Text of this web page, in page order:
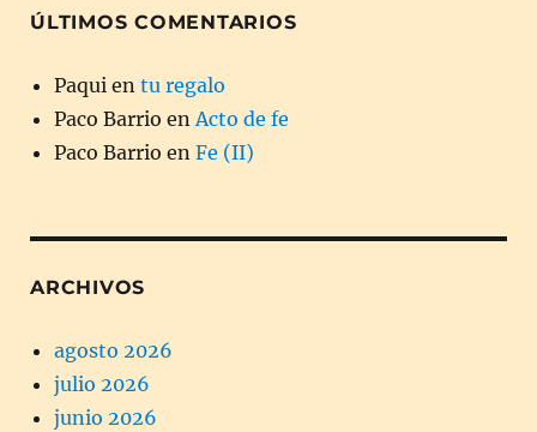
ÚLTIMOS COMENTARIOS
Paqui en tu regalo
Paco Barrio enActo de fe
Paco Barrio en Fe (II)
ARCHIVOS
agosto 2026
julio 2026
junio 2026